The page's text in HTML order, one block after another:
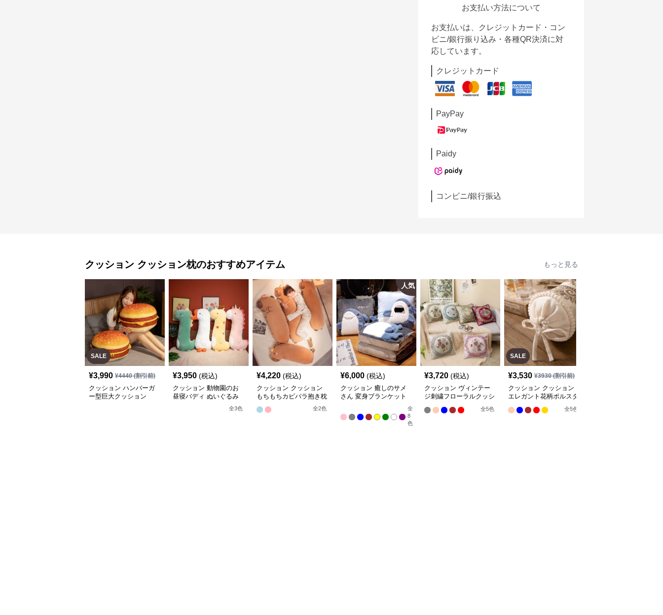
お支払い方法について
お支払いは、クレジットカード・コン
ビニ/銀行振り込み・各種QR決済に対
応しています。
クレジットカード
PayPay
Paidy
コンビニ/銀行振込
クッション クッション枕のおすすめアイテム もっと見る
SALE
¥3,990 ¥4440(割引前)
クッション ハンバーガ
ー型巨大クッション
¥3,950 (税込)
クッション 動物園のお
昼寝バディ ぬいぐるみ
全3色
¥4,220 (税込)
クッション クッション
もちもちカピバラ抱き枕
全2色
人気
¥6,000 (税込)
クッション 癒しのサメ
さん 変身ブランケット
全
8
色
¥3,720 (税込)
クッション ヴィンテー
ジ刺繍フローラルクッシ
全5色
SALE
¥3,530 ¥3930(割引前)
クッション クッション
エレガント花柄ボルスタ
全5色